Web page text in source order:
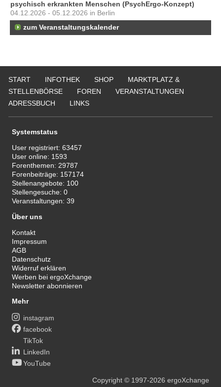
psychisch erkrankten Menschen (PsychErgo-Konzept)
04.12.2026 - 05.12.2026 in Berlin
zum Veranstaltungskalender
START INFOTHEK SHOP
MARKTPLATZ &
STELLENBÖRSE
FOREN
VERANSTALTUNGEN
ADRESSBUCH
LINKS
Systemstatus
User registriert:63457
User online: 1593
Forenthemen: 29787
Forenbeiträge: 157174
Stellenangebote: 100
Stellengesuche:0
Veranstaltungen:39
Über uns
Kontakt
Impressum
AGB
Datenschutz
Widerruf erklären
Werben bei ergoXchange
Newsletter abonnieren
Mehr
instagram
facebook
TikTok
LinkedIn
YouTube
Copyright© 1997-2026 ergoXchange